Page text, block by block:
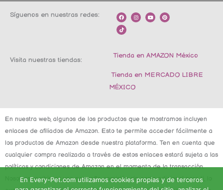
Síguenos en nuestras redes:
F
a
c
e
b
I
n
s
m
Y
o
u
P
i
n
t
T
i
k
t
o
Visita nuestras tiendas:
Tienda en AMAZON México
Tienda en MERCADO LIBRE
MÉXICO
En nuestra web, algunos de los productos que te mostramos incluyen
enlaces de afiliados de Amazon. Esto te permite acceder fácilmente a
los productos de Amazon desde nuestra plataforma. Ten en cuenta que
cualquier compra realizada a través de estos enlaces estará sujeta a las
políticas y condiciones de Amazon en el momento de la transacción.
Nosotros recibimos una pequeña comisión sin costo adicional para ti, lo
En Every-Pet.com utilizamos cookies propias y de terceros